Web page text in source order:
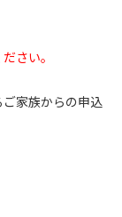
さい。
家族からの申込